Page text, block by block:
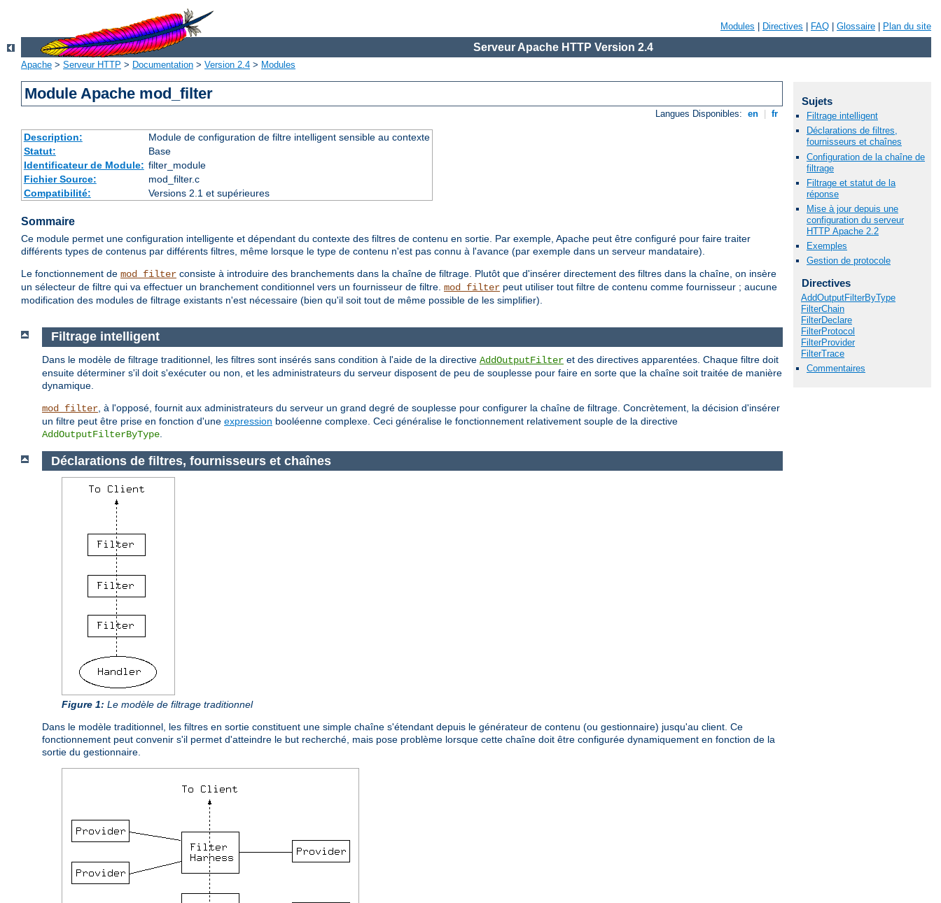
Modules Directives FAQ Glossaire Plan du site
Serveur Apache HTTP Version 2.4
Apache > Serveur HTTP > Documentation > Version 2.4 > Modules
Module Apache mod_filter
Langues Disponibles: en fr
Description:
Module de configuration de filtre intelligent sensible au contexte
Statut:
Base
Identificateur de Module: filter_module
Fichier Source:
mod_filter.c
Compatibilité:
Versions 2.1 et supérieures
Sommaire
Ce module permet une configuration intelligente et dépendant du contexte des filtres de contenu en sortie. Par exemple, Apache peut être configuré pour faire traiter
différents types de contenus par différents filtres, même lorsque le type de contenu n'est pas connu à l'avance (par exemple dans un serveur mandataire).
Le fonctionnement de mod_filter consiste à introduire des branchements dans la chaîne de filtrage. Plutôt que d'insérer directement des filtres dans la chaîne, on insère
un sélecteur de filtre qui va effectuer un branchement conditionnel vers un fournisseur de filtre. mod_filter peut utiliser tout filtre de contenu comme fournisseur ; aucune
modification des modules de filtrage existants n'est nécessaire (bien qu'il soit tout de même possible de les simplifier).
Sujets
Filtrage intelligent
Déclarations de filtres,
fournisseurs et chaînes
Configuration de la chaîne de
filtrage
Filtrage et statut de la
réponse
Mise à jour depuis une
configuration du serveur
HTTP Apache 2.2
Exemples
Gestion de protocole
Directives
AddOutputFilterByType
FilterChain
FilterDeclare
FilterProtocol
FilterProvider
FilterTrace
Commentaires
Filtrage intelligent
Dans le modèle de filtrage traditionnel, les filtres sont insérés sans condition à l'aide de la directive AddOutputFilter et des directives apparentées. Chaque filtre doit
ensuite déterminer s'il doit s'exécuter ou non, et les administrateurs du serveur disposent de peu de souplesse pour faire en sorte que la chaîne soit traitée de manière
dynamique.
mod_filter , à l'opposé, fournit aux administrateurs du serveur un grand degré de souplesse pour configurer la chaîne de filtrage. Concrètement, la décision d'insérer
un filtre peut être prise en fonction d'une expression booléenne complexe. Ceci généralise le fonctionnement relativement souple de la directive
AddOutputFilterByType
Déclarations de filtres, fournisseurs et chaînes
Figure 1: Le modèle de filtrage traditionnel
Dans le modèle traditionnel, les filtres en sortie constituent une simple chaîne s'étendant depuis le générateur de contenu (ou gestionnaire) jusqu'au client. Ce
fonctionnement peut convenir s'il permet d'atteindre le but recherché, mais pose problème lorsque cette chaîne doit être configurée dynamiquement en fonction de la
sortie du gestionnaire.